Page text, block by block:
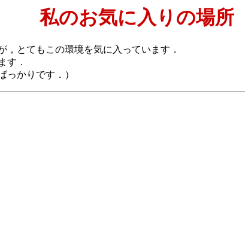
私のお気に入りの場所
とてもこの環境を気に入っています．
す．
っかりです．）